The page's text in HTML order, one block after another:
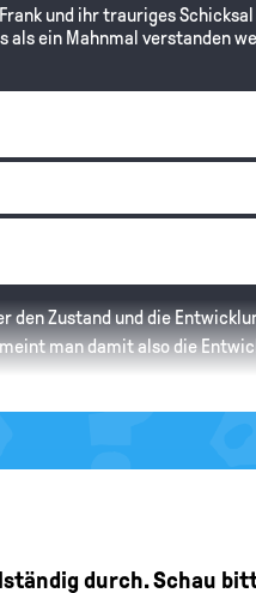
und ihr trauriges
als ein Mahnmal verstanden
den Zustand und die
man damit also die
durch. Schau